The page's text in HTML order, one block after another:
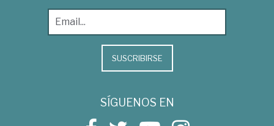
SUSCRIBIRSE
SÍGUENOS EN